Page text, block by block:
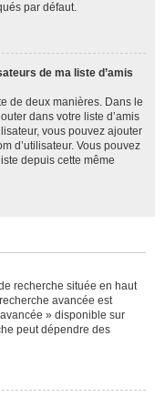
par défaut.
de ma liste d’amis
de deux manières. Dans le
dans votre liste d’amis
vous pouvez ajouter
d’utilisateur. Vous pouvez
depuis cette même
recherche située en haut
avancée est
» disponible sur
peut dépendre des